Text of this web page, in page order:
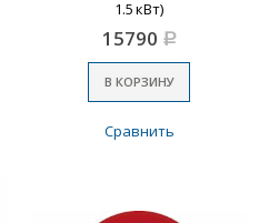
1.5 кВт)
15790 Р
В КОРЗИНУ
Сравнить